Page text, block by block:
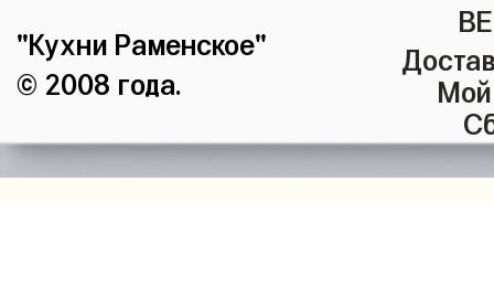
"Кухни Раменское"
© 2008 года.